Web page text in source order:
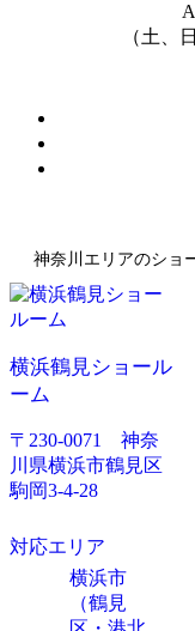
（土、
神奈川エリアのショ
横浜鶴見ショール
ーム
〒230-0071 神奈
川県横浜市鶴見区
駒岡3-4-28
対応エリア
横浜市
（鶴見